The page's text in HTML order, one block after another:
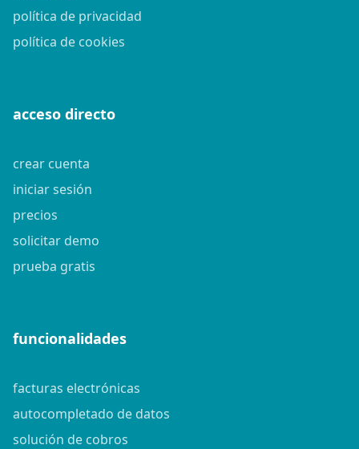
política de privacidad
política de cookies
acceso directo
crear cuenta
iniciar sesión
precios
solicitar demo
prueba gratis
funcionalidades
facturas electrónicas
autocompletado de datos
solución de cobros